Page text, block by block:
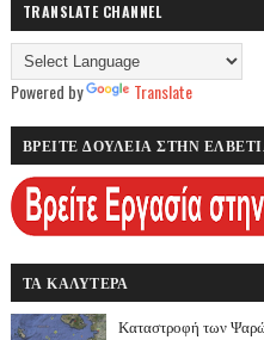
TRANSLATE CHANNEL
Powered by Translate
ΒΡΕΙΤΕ ΔΟΥΛΕΙΑ ΣΤΗΝ
ΤΑ ΚΑΛΥΤΕΡΑ
Καταστροφή των